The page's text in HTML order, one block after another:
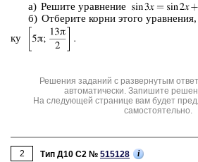
а) Ре­ши­те урав­не­ние
б) От­бе­ри­те корни этого
ку
Решения заданий с развернутым
автоматически. Запишите
На следующей странице вам будет
самостоятельно.
2 Тип Д10 C2 № 515128 i